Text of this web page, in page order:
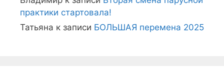
практики стартовала!
Татьяна к записи БОЛЬШАЯ перемена 2025